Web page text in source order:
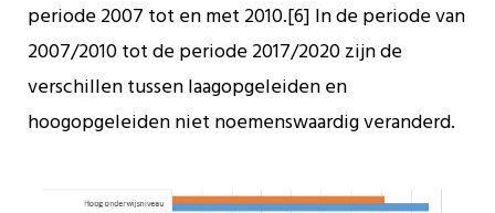
periode 2007 tot en met 2010.[6] In de periode van
2007/2010 tot de periode 2017/2020 zijn de
verschillen tussen laagopgeleiden en
hoogopgeleiden niet noemenswaardig veranderd.